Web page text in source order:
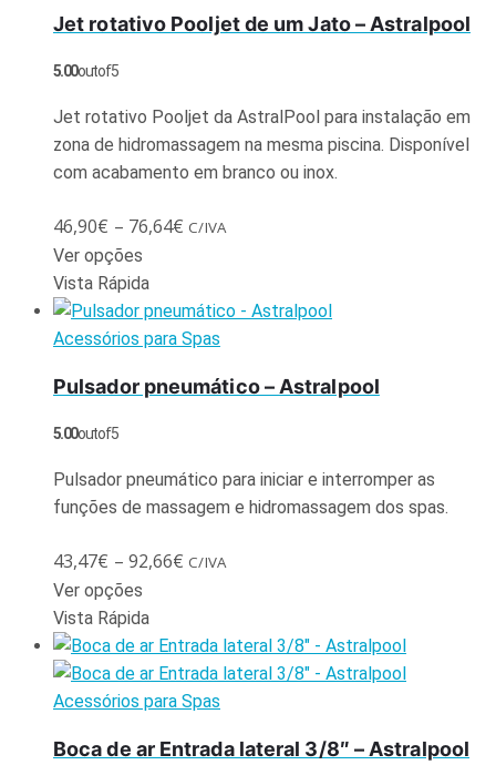
Jet rotativo Pooljet de um Jato – Astralpool
5.00out of 5
Jet rotativo Pooljet da AstralPool para instalação em
zona de hidromassagem na mesma piscina. Disponível
com acabamento em branco ou inox.
46,90€ – 76,64€ C/IVA
Ver opções
Vista Rápida
Acessórios para Spas
Pulsador pneumático – Astralpool
5.00out of 5
Pulsador pneumático para iniciar e interromper as
funções de massagem e hidromassagem dos spas.
43,47€ – 92,66€ C/IVA
Ver opções
Vista Rápida
Acessórios para Spas
Boca de ar Entrada lateral 3/8″ – Astralpool